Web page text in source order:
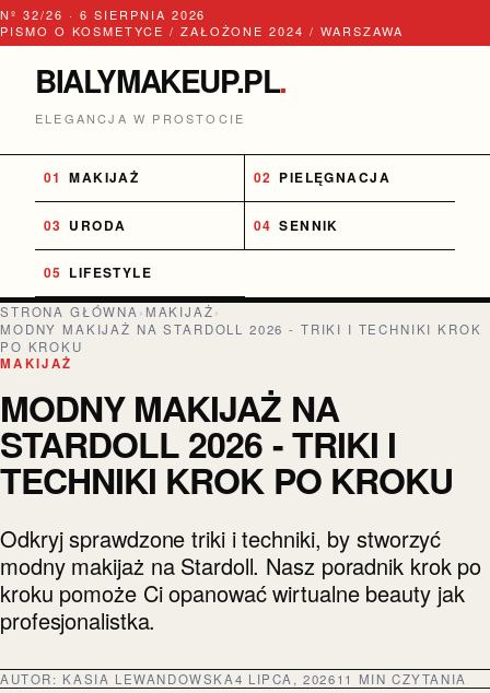
Nº 32/26 · 6 SIERPNIA 2026
PISMO O KOSMETYCE / ZAŁOŻONE 2024 / WARSZAWA
BIALYMAKEUP.PL.
ELEGANCJA W PROSTOCIE
MAKIJAŻ PIELĘGNACJA
URODA SENNIK
LIFESTYLE
STRONA GŁÓWNA› MAKIJAŻ›
MODNY MAKIJAŻ NA STARDOLL 2026 - TRIKI I TECHNIKI KROK
PO KROKU
MAKIJAŻ
MODNY MAKIJAŻ NA
STARDOLL 2026 - TRIKI I
TECHNIKI KROK PO KROKU
Odkryj sprawdzone triki i techniki, by stworzyć
modny makijaż na Stardoll. Nasz poradnik krok po
kroku pomoże Ci opanować wirtualne beauty jak
profesjonalistka.
AUTOR: KASIA LEWANDOWSKA4 LIPCA, 202611 MIN CZYTANIA